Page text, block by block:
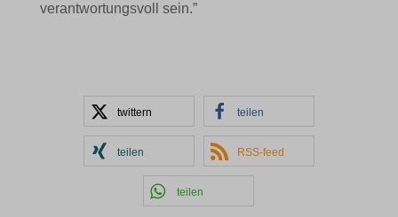
verantwortungsvoll sein.”
twittern teilen
teilen RSS-feed
teilen